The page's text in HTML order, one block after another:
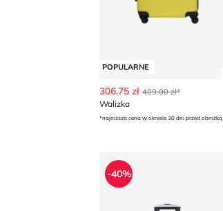
POPULARNE
306.75 zł 409.00 zł*
Walizka
*najniższa cena w okresie 30 dni przed obniżką
Walizka
-40%